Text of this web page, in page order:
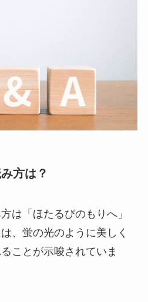
方は？
は「ほたるびのもりへ」
、蛍の光のように美しく
ことが示唆されていま